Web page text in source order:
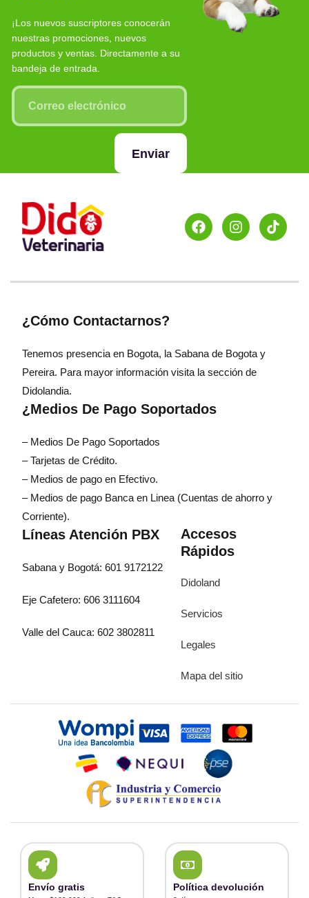
¡Los nuevos suscriptores conocerán
nuestras promociones, nuevos
productos y ventas. Directamente a su
bandeja de entrada.
Enviar
¿Cómo Contactarnos?
Tenemos presencia en Bogota, la Sabana de Bogota y
Pereira. Para mayor información visita la sección de
Didolandia.
¿Medios De Pago Soportados
– Medios De Pago Soportados
– Tarjetas de Crédito.
– Medios de pago en Efectivo.
– Medios de pago Banca en Linea (Cuentas de ahorro y
Corriente).
Líneas Atención PBX
Sabana y Bogotá: 601 9172122
Eje Cafetero: 606 3111604
Valle del Cauca: 602 3802811
Accesos
Rápidos
Didoland
Servicios
Legales
Mapa del sitio
Envío gratis Política devolución